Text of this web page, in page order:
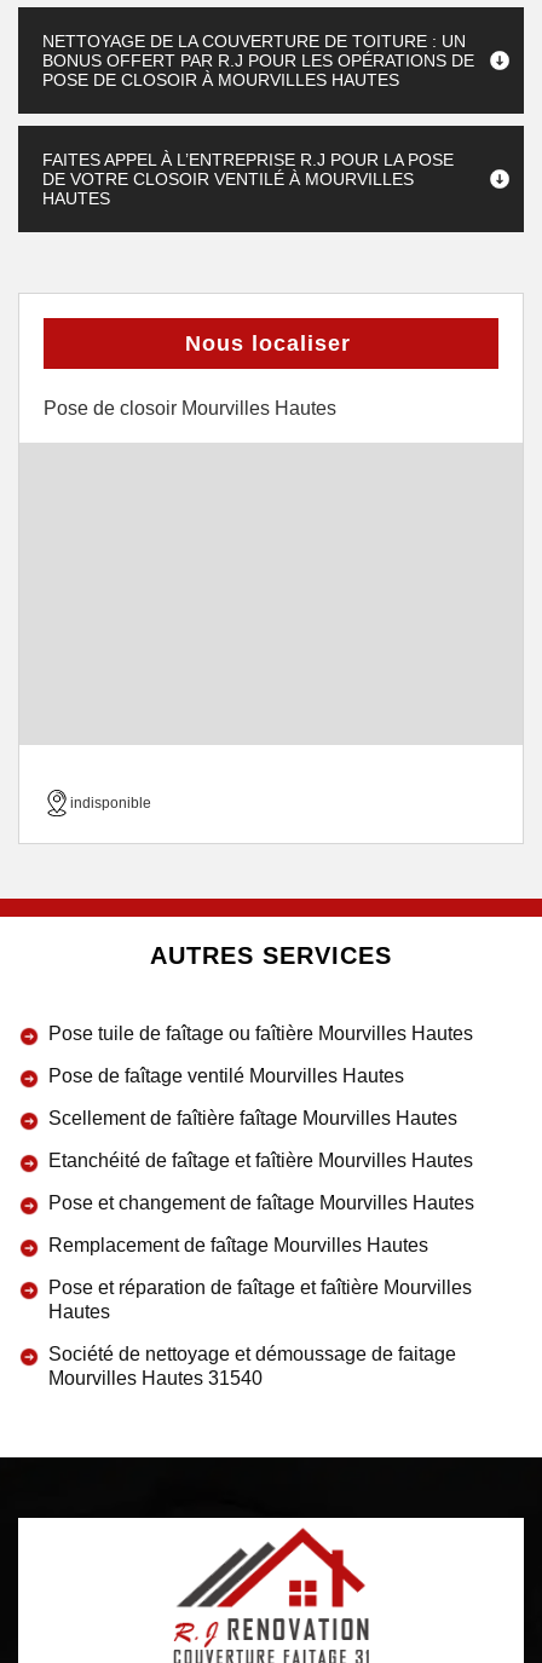
NETTOYAGE DE LA COUVERTURE DE TOITURE : UN
BONUS OFFERT PAR R.J POUR LES OPÉRATIONS DE
POSE DE CLOSOIR À MOURVILLES HAUTES
FAITES APPEL À L’ENTREPRISE R.J POUR LA POSE
DE VOTRE CLOSOIR VENTILÉ À MOURVILLES
HAUTES
Nous localiser
Pose de closoir Mourvilles Hautes
indisponible
AUTRES SERVICES
Pose tuile de faîtage ou faîtière Mourvilles Hautes
Pose de faîtage ventilé Mourvilles Hautes
Scellement de faîtière faîtage Mourvilles Hautes
Etanchéité de faîtage et faîtière Mourvilles Hautes
Pose et changement de faîtage Mourvilles Hautes
Remplacement de faîtage Mourvilles Hautes
Pose et réparation de faîtage et faîtière Mourvilles
Hautes
Société de nettoyage et démoussage de faitage
Mourvilles Hautes 31540